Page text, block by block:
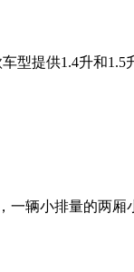
提供1.4升和
辆小排量的两